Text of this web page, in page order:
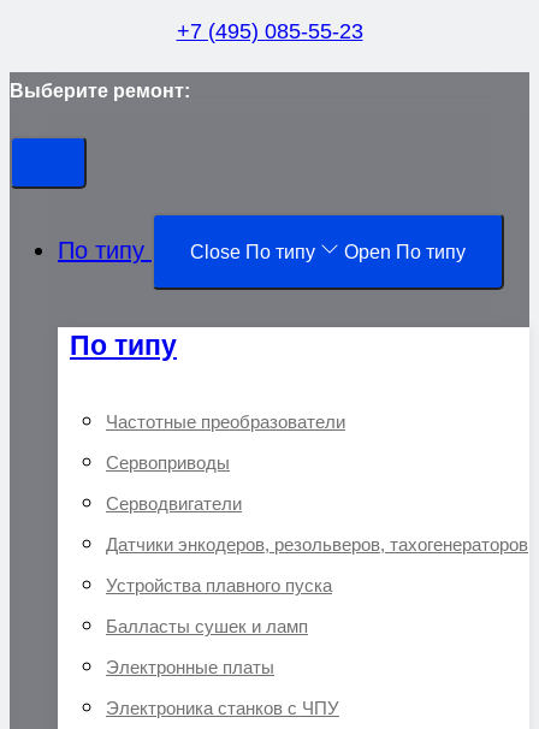
+7 (495) 085-55-23
Выберите ремонт:
По типу Close По типу Open По типу
По типу
Частотные преобразователи
Сервоприводы
Серводвигатели
Датчики энкодеров, резольверов, тахогенераторов
Устройства плавного пуска
Балласты сушек и ламп
Электронные платы
Электроника станков с ЧПУ